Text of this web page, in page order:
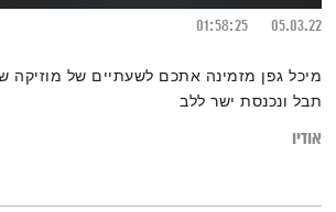
05.03.22
01:58:25
מיכל גפן מזמינה אתכם לשעתיים של מוזיקה
תבל ונכנסת ישר ללב
אודיו